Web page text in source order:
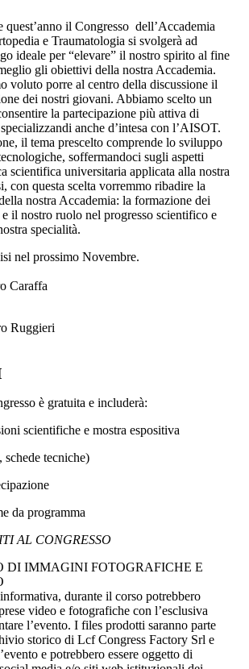
quest’anno il Congresso dell’Accademia
e Traumatologia si svolgerà ad
ideale per “elevare” il nostro spirito al fine
gli obiettivi della nostra Accademia.
voluto porre al centro della discussione il
dei nostri giovani. Abbiamo scelto un
la partecipazione più attiva di
anche d’intesa con l’AISOT.
il tema prescelto comprende lo sviluppo
soffermandoci sugli aspetti
scientifica universitaria applicata alla nostra
con questa scelta vorremmo ribadire la
nostra Accademia: la formazione dei
il nostro ruolo nel progresso scientifico e
specialità.
nel prossimo Novembre.
è gratuita e includerà:
scientifiche e mostra espositiva
tecniche)
da programma
AL CONGRESSO
DI IMMAGINI FOTOGRAFICHE E
durante il corso potrebbero
video e fotografiche con l’esclusiva
l’evento. I files prodotti saranno parte
storico di Lcf Congress Factory Srl e
e potrebbero essere oggetto di